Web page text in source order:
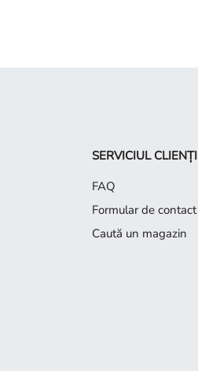
SERVICIUL CLIENȚI
FAQ
Formular de contact
Caută un magazin